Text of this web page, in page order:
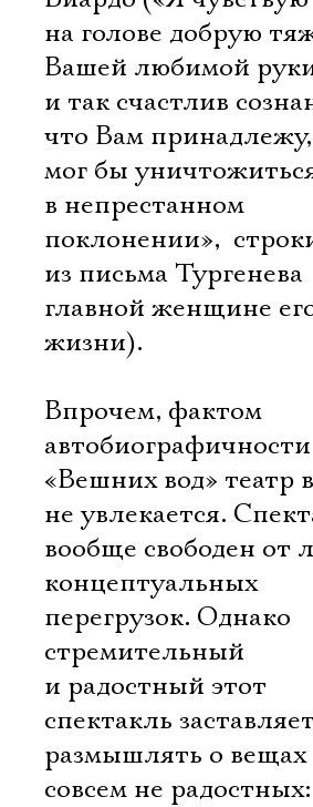
на голове добрую
Вашей любимой
и так счастлив
что Вам
мог бы
в непрестанном
поклонении», 
из письма Тургенева
главной женщине
жизни).
Впрочем, фактом
автобиографичности
«Вешних вод» театр
не увлекается.
вообще свободен от
концептуальных
перегрузок. Однако
стремительный
и радостный этот
спектакль заставляет
размышлять о вещах
совсем не радостных:
Электропочта
Ознакомиться